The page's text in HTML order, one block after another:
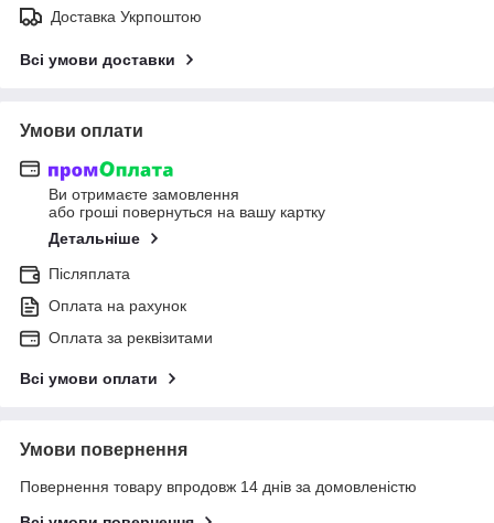
Доставка Укрпоштою
Всі умови доставки
Умови оплати
Ви отримаєте замовлення
або гроші повернуться на вашу картку
Детальніше
Післяплата
Оплата на рахунок
Оплата за реквізитами
Всі умови оплати
Умови повернення
Повернення товару впродовж 14 днів за домовленістю